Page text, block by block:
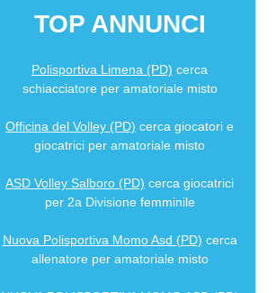
TOP ANNUNCI
Polisportiva Limena (PD) cerca
schiacciatore per amatoriale misto
Officina del Volley (PD) cerca giocatori e
giocatrici per amatoriale misto
ASD Volley Salboro (PD) cerca giocatrici
per 2a Divisione femminile
Nuova Polisportiva Momo Asd (PD) cerca
allenatore per amatoriale misto